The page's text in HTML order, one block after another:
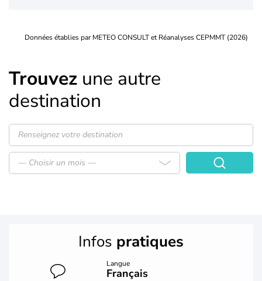
Données établies par METEO CONSULT et Réanalyses CEPMMT (2026)
Trouvez une autre
destination
— Choisir un mois —
Infos pratiques
Langue
Français